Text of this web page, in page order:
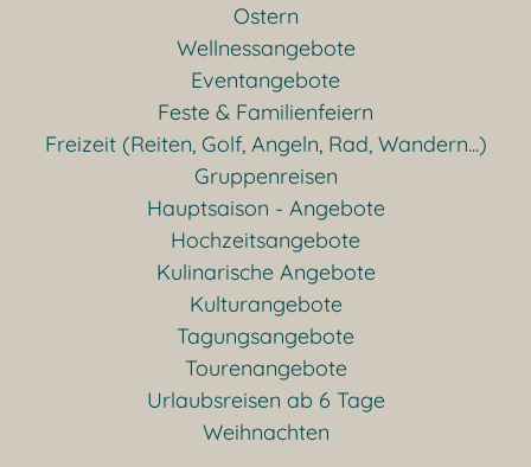
Ostern
Wellnessangebote
Eventangebote
Feste & Familienfeiern
Freizeit (Reiten, Golf, Angeln, Rad, Wandern...)
Gruppenreisen
Hauptsaison - Angebote
Hochzeitsangebote
Kulinarische Angebote
Kulturangebote
Tagungsangebote
Tourenangebote
Urlaubsreisen ab 6 Tage
Weihnachten